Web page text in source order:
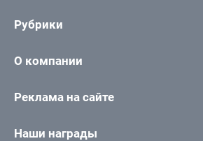
Рубрики
О компании
Реклама на сайте
Наши награды